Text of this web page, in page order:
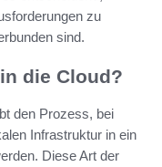
zu
sind.
die Cloud?
den Prozess, bei
Infrastruktur in ein
Diese Art der